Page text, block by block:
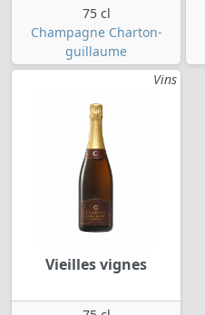
75 cl
Champagne Charton-
guillaume
Vins
Vieilles vignes